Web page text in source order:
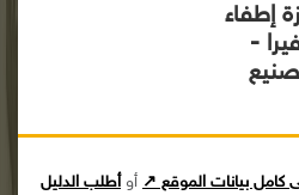
إطفاء
-
بيانات الموقع ↗ أوأطلب الدليل